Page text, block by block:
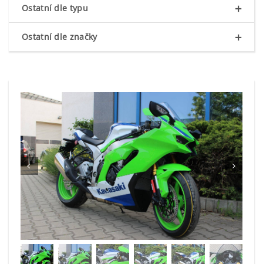
 
+
Ostatní dle typu
+
Ostatní dle značky